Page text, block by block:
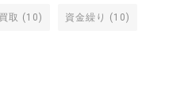
取 (10) 資金繰り (10)